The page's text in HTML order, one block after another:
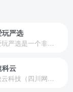
玩严选
爱玩严选是一个非常有保障且性价比极高的虚拟商城，包括但不限于苹果证书、技术指导、会员充值等多种虚拟服务！
科云
快云科技（四川网联快云科技有限公司）成立于2021年，主营互联网业务平台服务提供商。公司专注为用户提供低价高性能云计算产品，致力于云计算应用的易用性开发，并引导云计算在国内普及